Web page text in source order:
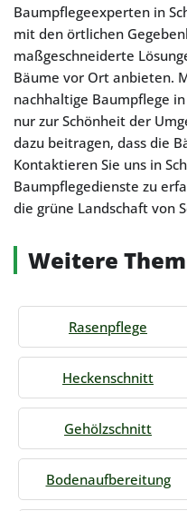
Baumpflegeexperten in
mit den örtlichen
maßgeschneiderte
Bäume vor Ort anbieten.
nachhaltige Baumpflege
nur zur Schönheit der
dazu beitragen, dass die
Kontaktieren Sie uns in
Baumpflegedienste zu
die grüne Landschaft von
Weitere
Rasenpflege
Heckenschnitt
Gehölzschnitt
Bodenaufbereitung